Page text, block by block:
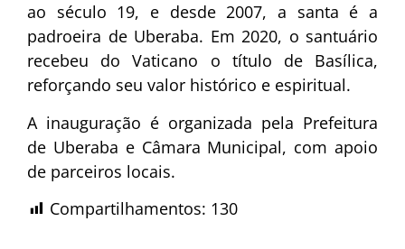
ao século 19, e desde 2007, a santa é a
padroeira de Uberaba. Em 2020, o santuário
recebeu do Vaticano o título de Basílica,
reforçando seu valor histórico e espiritual.
A inauguração é organizada pela Prefeitura
de Uberaba e Câmara Municipal, com apoio
de parceiros locais.
Compartilhamentos: 130